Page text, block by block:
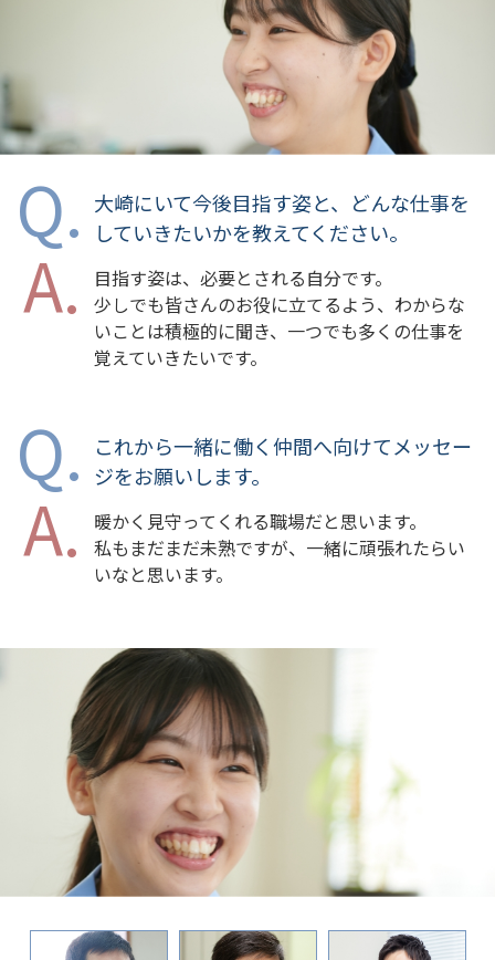
大崎にいて今後目指す姿と、どんな仕事を
していきたいかを教えてください。
目指す姿は、必要とされる自分です。
少しでも皆さんのお役に立てるよう、わからな
いことは積極的に聞き、一つでも多くの仕事を
覚えていきたいです。
これから一緒に働く仲間へ向けてメッセー
ジをお願いします。
暖かく見守ってくれる職場だと思います。
私もまだまだ未熟ですが、一緒に頑張れたらい
いなと思います。